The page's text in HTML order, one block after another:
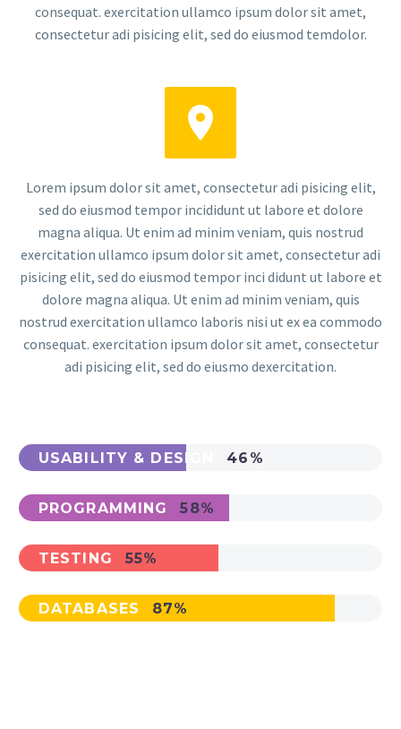
consequat. exercitation ullamco ipsum dolor sit amet,
consectetur adi pisicing elit, sed do eiusmod temdolor.


Lorem ipsum dolor sit amet, consectetur adi pisicing elit,
sed do eiusmod tempor incididunt ut labore et dolore
magna aliqua. Ut enim ad minim veniam, quis nostrud
exercitation ullamco ipsum dolor sit amet, consectetur adi
pisicing elit, sed do eiusmod tempor inci didunt ut labore et
dolore magna aliqua. Ut enim ad minim veniam, quis
nostrud exercitation ullamco laboris nisi ut ex ea commodo
consequat. exercitation ipsum dolor sit amet, consectetur
adi pisicing elit, sed do eiusmo dexercitation.
USABILITY & DESIGN 46%
PROGRAMMING 58%
TESTING 55%
DATABASES 87%